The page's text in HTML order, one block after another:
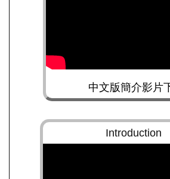
中文版簡介影片
Introduction